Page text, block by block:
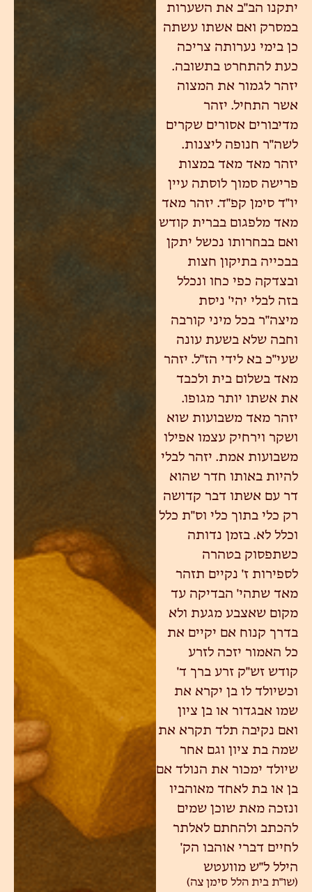
יתקנו הב"ב את השערות
במסרק ואם אשתו עשתה
כן בימי נערותה צריכה
כעת להתחרט בתשובה.
יזהר לגמור את המצוה
אשר התחיל. יזהר
מדיבורים אסורים שקרים
לשה"ר חנופה ליצנות.
יזהר מאד מאד במצות
פרישה סמוך לוסתה עיין
יו"ד סימן קפ"ד. יזהר מאד
מאד מלפגום בברית קודש
ואם בבחרותו נכשל יתקן
בבכייה בתיקון חצות
ובצדקה כפי כחו ונכלל
בזה לבלי יהי' ניסת
מיצה"ר בכל מיני קורבה
וחבה שלא בשעת עונה
שעי"כ בא לידי הז"ל. יזהר
מאד בשלום בית ולכבד
את אשתו יותר מגופו.
יזהר מאד משבועות שוא
ושקר וירחיק עצמו אפילו
משבועות אמת. יזהר לבלי
להיות באותו חדר שהוא
דר עם אשתו דבר קדושה
רק כלי בתוך כלי וס"ת כלל
וכלל לא. בזמן נדותה
כשתפסוק בטהרה
לספירות ז' נקיים תזהר
מאד שתהי' הבדיקה עד
מקום שאצבע מגעת ולא
בדרך קנוח אם יקיים את
כל האמור יזכה לזרע
קודש זש"ק זרע ברך ד'
וכשיולד לו בן יקרא את
שמו אבגדור או בן ציון
ואם נקיבה תלד תקרא את
שמה בת ציון וגם אחר
שיולד ימכור את הנולד אם
בן או בת לאחד מאוהביו
ונזכה מאת שוכן שמים
להכתב ולהחתם לאלתר
לחיים דברי אוהבו הק'
הילל ל"ש מוועטש
(שו"ת בית הלל סימן צה)